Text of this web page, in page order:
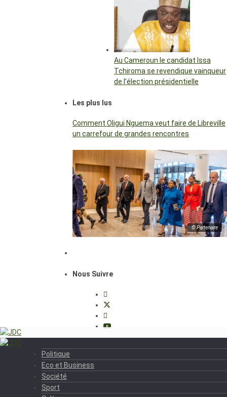
Au Cameroun le candidat Issa
Tchiroma se revendique vainqueur
de l’élection présidentielle
Les plus lus
Comment Oligui Nguema veut faire de Libreville
un carrefour de grandes rencontres
© Partenaire
Nous Suivre
Politique
Eco et Business
Société
Sport